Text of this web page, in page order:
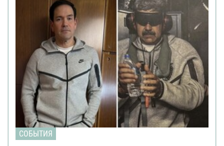
СОБЫТИЯ